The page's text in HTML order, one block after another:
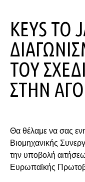
KEYS TO
ΤΟΥ
ΣΤΗΝ
Θα θέλαμε να σας
Βιομηχανικής
την υποβολή
Ευρωπαϊκής